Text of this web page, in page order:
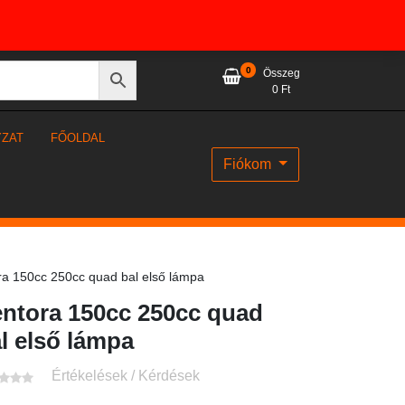
0
Összeg
0 Ft
FŐOLDAL
Fiókom
150cc 250cc quad bal első lámpa
150cc 250cc quad
első lámpa
Értékelések / Kérdések